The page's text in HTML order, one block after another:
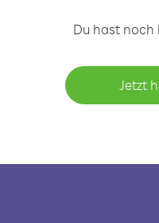
Du hast noch
Jetzt